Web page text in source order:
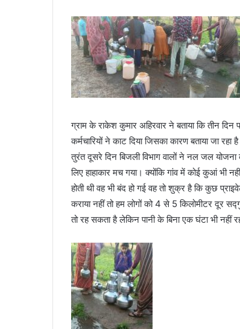
ग्राम के राकेश कुमार अहिरवार ने बताया कि तीन
कर्मचारियों ने काट दिया जिसका कारण बताया जा
तुरंत दूसरे दिन बिजली विभाग वालों ने नल जल
लिए हाहाकार मच गया। क्योंकि गांव में कोई कुआं भी
होती थी वह भी बंद हो गई वह तो शुक्र है कि कुछ
कराया नहीं तो हम लोगों को 4 से 5 किलोमीटर दूर
तो रह सकता है लेकिन पानी के बिना एक घंटा भी नहीं